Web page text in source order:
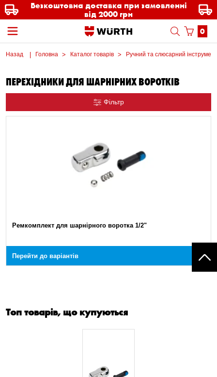
Безкоштовна доставка при замовленні
від 2000 грн
0
Назад Головна Каталог товарів Ручний та слюсарний інструмент
ПЕРЕХІДНИКИ ДЛЯ ШАРНІРНИХ ВОРОТКІВ
Фільтр
Ремкомплект для шарнірного воротка 1/2"
Перейти до варіантів
Топ товарів, що купуються